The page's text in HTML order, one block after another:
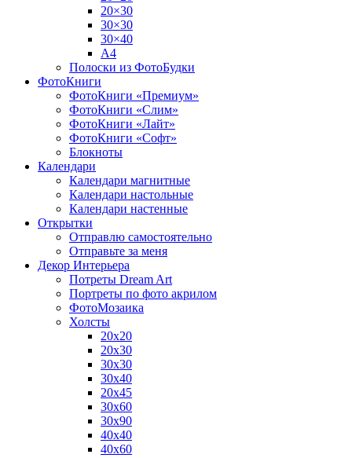
20×30
30×30
30×40
A4
Полоски из ФотоБудки
ФотоКниги
ФотоКниги «Премиум»
ФотоКниги «Слим»
ФотоКниги «Лайт»
ФотоКниги «Софт»
Блокноты
Календари
Календари магнитные
Календари настольные
Календари настенные
Открытки
Отправлю самостоятельно
Отправьте за меня
Декор Интерьера
Потреты Dream Art
Портреты по фото акрилом
ФотоМозаика
Холсты
20х20
20х30
30х30
30х40
20х45
30х60
30х90
40х40
40х60